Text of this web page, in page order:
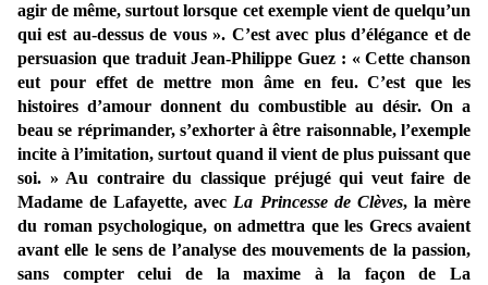
agir de même, surtout lorsque cet exemple vient de quelqu’un
qui est au-dessus de vous ». C’est avec plus d’élégance et de
persuasion que traduit Jean-Philippe Guez : « Cette chanson
eut pour effet de mettre mon âme en feu. C’est que les
histoires d’amour donnent du combustible au désir. On a
beau se réprimander, s’exhorter à être raisonnable, l’exemple
incite à l’imitation, surtout quand il vient de plus puissant que
soi. » Au contraire du classique préjugé qui veut faire de
Madame de Lafayette, avec La Princesse de Clèves, la mère
du roman psychologique, on admettra que les Grecs avaient
avant elle le sens de l’analyse des mouvements de la passion,
sans compter celui de la maxime à la façon de La